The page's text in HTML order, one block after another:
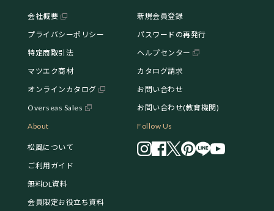
会社概要
プライバシーポリシー
特定商取引法
マツエク商材
オンラインカタログ
Overseas Sales
新規会員登録
パスワードの再発行
ヘルプセンター
カタログ請求
お問い合わせ
お問い合わせ(教育機関)
About
松風について
ご利用ガイド
無料DL資料
会員限定お役立ち資料
Follow Us